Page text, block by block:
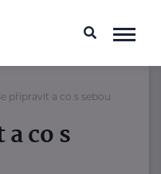
připravit a co s sebou
co s